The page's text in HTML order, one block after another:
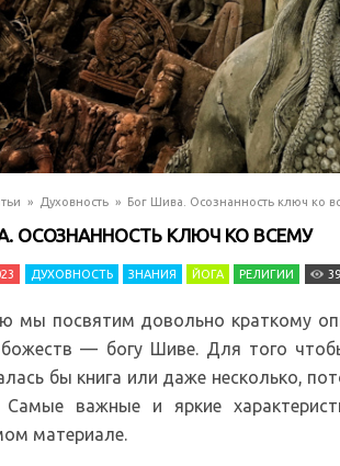
» Духовность » Бог Шива. Осознанность ключ ко
ОСОЗНАННОСТЬ КЛЮЧ КО ВСЕМУ
ДУХОВНОСТЬ ЗНАНИЯ ЙОГА РЕЛИГИИ
мы посвятим довольно краткому
божеств — богу Шиве. Для того
бы книга или даже несколько,
важные и яркие
материале.